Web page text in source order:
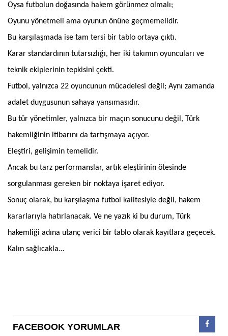
Oysa futbolun doğasında hakem görünmez olmalı;
Oyunu yönetmeli ama oyunun önüne geçmemelidir.
Bu karşılaşmada ise tam tersi bir tablo ortaya çıktı.
Karar standardının tutarsızlığı, her iki takımın oyuncuları ve
teknik ekiplerinin tepkisini çekti.
Futbol, yalnızca 22 oyuncunun mücadelesi değil; Aynı zamanda
adalet duygusunun sahaya yansımasıdır.
Bu tür yönetimler, yalnızca bir maçın sonucunu değil, Türk
hakemliğinin itibarını da tartışmaya açıyor.
Eleştiri, gelişimin temelidir.
Ancak bu tarz performanslar, artık eleştirinin ötesinde
sorgulanması gereken bir noktaya işaret ediyor.
Sonuç olarak, bu karşılaşma futbol kalitesiyle değil, hakem
kararlarıyla hatırlanacak. Ve ne yazık ki bu durum, Türk
hakemliği adına utanç verici bir tablo olarak kayıtlara geçecek.
Kalın sağlıcakla…
FACEBOOK YORUMLAR